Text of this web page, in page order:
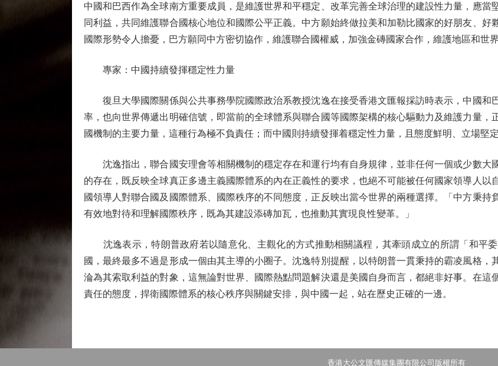
中國和巴西作為全球南方重要成員，是維護世界和平穩定、改革完善全球治理的建設性力量，應
同利益，共同維護聯合國核心地位和國際公平正義。中方願始終做拉美和加勒比國家的好朋友、
國際形勢令人擔憂，巴方願同中方密切協作，維護聯合國權威，加強金磚國家合作，維護地區和世界
專家：中國持續發揮穩定性力量
復旦大學國際關係與公共事務學院國際政治系教授沈逸在接受香港文匯報採訪時表示，中國和
率，也向世界傳遞出明確信號，即當前的全球體系與聯合國等國際架構的核心驅動力及維護力量，
國機制的主要力量，這種行為極不負責任；而中國則持續發揮着穩定性力量，且態度鮮明、立場堅定
沈逸指出，聯合國安理會等相關機制的穩定存在和運行均有自身規律，並非任何一個或少數大
的存在，既反映全球真正多邊主義國際體系的內在正義性的要求，也絕不可能被任何國家領導人以
國領導人對聯合國及國際體系、國際秩序的不同態度，正反映出當今世界的兩種選擇。「中方秉
有效地對待和理解國際秩序，既為其建設添磚加瓦，也推動其實現良性變革。」
沈逸表示，特朗普政府若以隨意化、主觀化的方式推動相關議程，其牽頭成立的所謂「和平
國，最終最多不過是形成一個由其主導的小圈子。沈逸特別提醒，以特朗普一貫秉持的霸凌風格
淪為其索取利益的對象，這無論對世界、國際熱點問題解決還是美國自身而言，都絕非好事。在這
責任的態度，捍衛國際體系的核心秩序與關鍵安排，與中國一起，站在歷史正確的一邊。
香港大公文匯傳媒集團有限公司版權所有